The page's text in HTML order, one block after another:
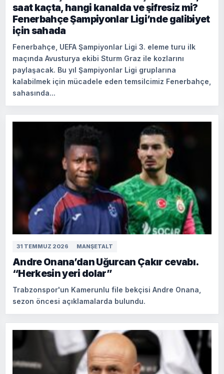
saat kaçta, hangi kanalda ve şifresiz mi?
Fenerbahçe Şampiyonlar Ligi’nde galibiyet
için sahada
Fenerbahçe, UEFA Şampiyonlar Ligi 3. eleme turu ilk
maçında Avusturya ekibi Sturm Graz ile kozlarını
paylaşacak. Bu yıl Şampiyonlar Ligi gruplarına
kalabilmek için mücadele eden temsilcimiz Fenerbahçe,
sahasında...
31 TEMMUZ 2026 MANŞETALT
Andre Onana’dan Uğurcan Çakır cevabı.
“Herkesin yeri dolar”
Trabzonspor'un Kamerunlu file bekçisi Andre Onana,
sezon öncesi açıklamalarda bulundu.